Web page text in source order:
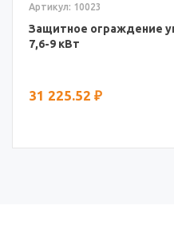
Артикул: 10023
Защитное ограждение
7,6-9 кВт
31 225.52 ₽